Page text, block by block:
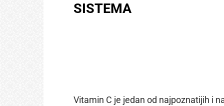
SISTEMA
Vitamin C je jedan od najpoznatijih i